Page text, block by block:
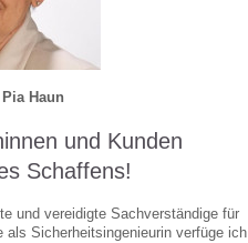
Haun
und Kunden
Schaffens!
und vereidigte Sachverständige für
Sicherheitsingenieurin verfüge ich